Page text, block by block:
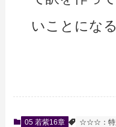
いことにな
05 若紫16章 ☆☆☆：特